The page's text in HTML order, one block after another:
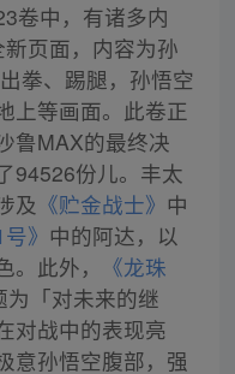
卷中，有诸多内
页面，内容为孙
拳、踢腿，孙悟空
上等画面。此卷正
鲁MAX的最终决
94526份儿。丰太
及 《贮金战士》 中
》 中的阿达，以
此外，
《龙珠
为「对未来的继
对战中的表现亮
意孙悟空腹部，强